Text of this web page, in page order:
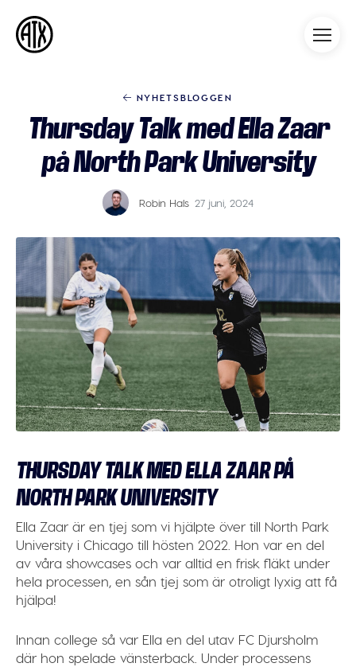
NYHETSBLOGGEN
Thursday Talk med Ella Zaar
på North Park University
Robin Hals 27 juni, 2024
THURSDAY TALK MED ELLA ZAAR PÅ
NORTH PARK UNIVERSITY
Ella Zaar är en tjej som vi hjälpte över till North Park
University i Chicago till hösten 2022. Hon var en del
av våra showcases och var alltid en frisk fläkt under
hela processen, en sån tjej som är otroligt lyxig att få
hjälpa!
Innan college så var Ella en del utav FC Djursholm
där hon spelade vänsterback. Under processens